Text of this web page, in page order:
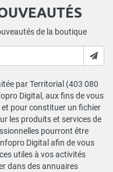
de la boutique
par Territorial (403 080
Digital, aux fins de vous
pour constituer un fichier
les produits et services de
pourront être
Digital afin de vous
utiles à vos activités
dans des annuaires